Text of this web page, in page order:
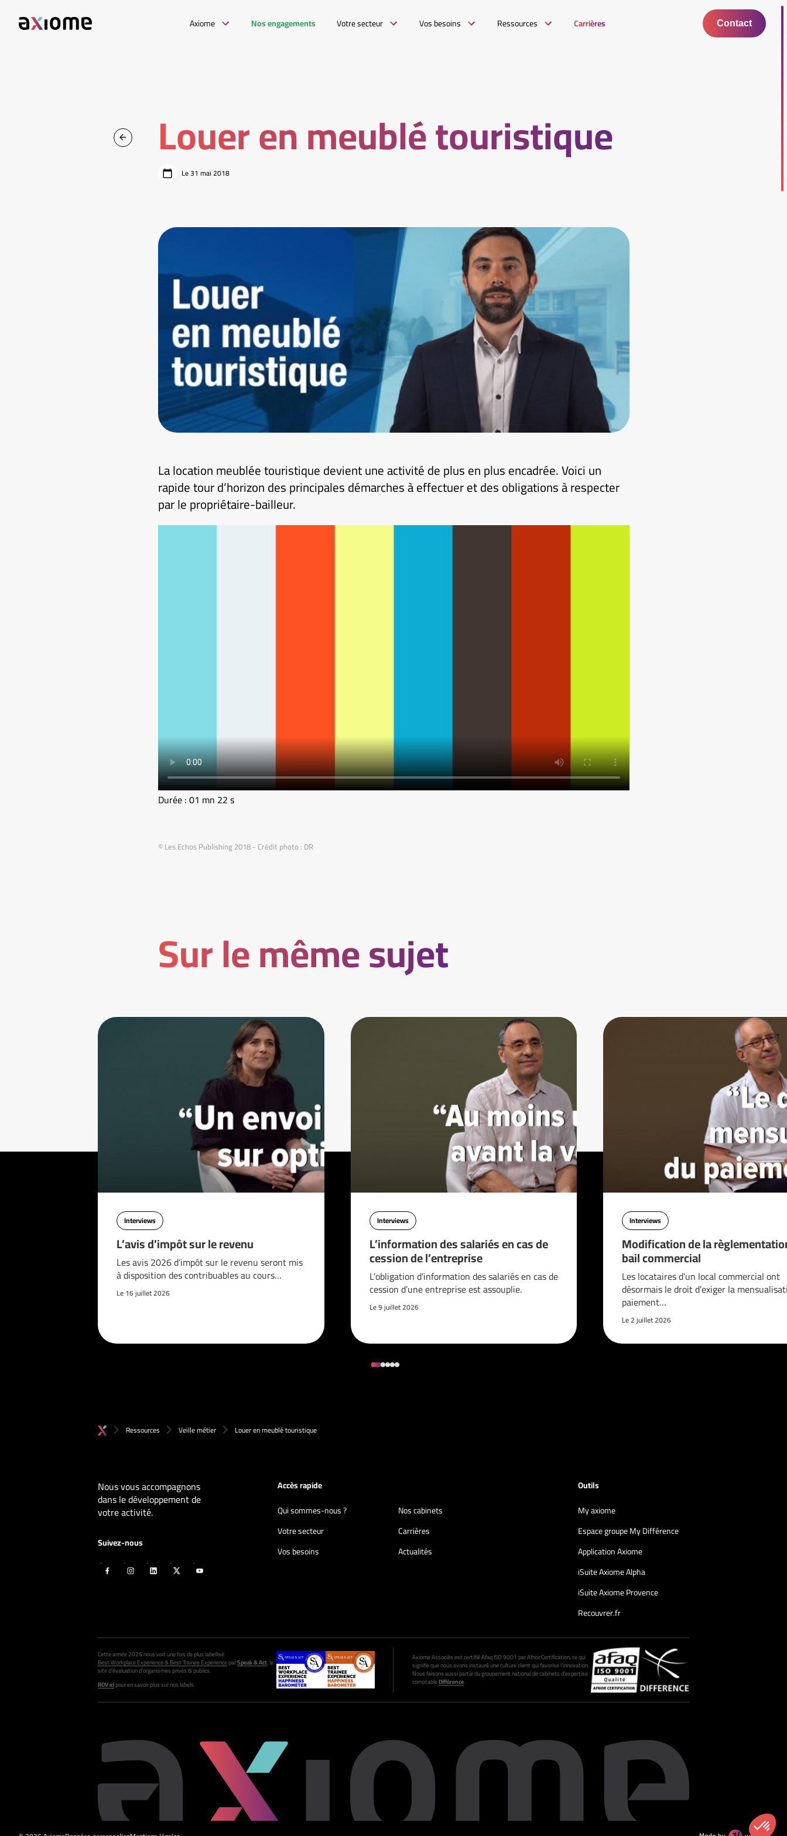
Axiome Nos engagements Votre secteur Vos besoins Ressources Carrières Contact
Louer en meublé touristique
Le 31 mai 2018
La location meublée touristique devient une activité de plus en plus encadrée. Voici un
rapide tour d’horizon des principales démarches à effectuer et des obligations à respecter
par le propriétaire-bailleur.
Durée : 01 mn 22 s
© Les Echos Publishing 2018 - Crédit photo : DR
Sur le même sujet
Interviews
L’avis d’impôt sur le revenu
Les avis 2026 d’impôt sur le revenu seront mis
à disposition des contribuables au cours…
Le 16 juillet 2026
Interviews
L’information des salariés en cas de
cession de l’entreprise
L’obligation d’information des salariés en cas de
cession d’une entreprise est assouplie.
Le 9 juillet 2026
Interviews
Modification de la
bail commercial
Les locataires d’un local commercial ont
désormais le droit d’exiger la
paiement…
Le 2 juillet 2026
Ressources Veille métier Louer en meublé touristique
Nous vous accompagnons
dans le développement de
votre activité.
Suivez-nous
Accès rapide
Qui sommes-nous ?
Nos cabinets
Votre secteur
Carrières
Vos besoins
Actualités
Outils
My axiome
Espace groupe My Différence
Application Axiome
iSuite Axiome Alpha
iSuite Axiome Provence
Recouvrer.fr
Cette année 2026 nous voit une fois de plus labellisé
Best Workplace Experience & Best Trainee ExperienceparSpeak & Act, le
site d’évaluation d’organismes privés & publics.
RDV icipour en savoir plus sur nos labels.
Axiome Associés est certifié Afaq ISO 9001 par Afnor Certification, ce qui
signifie que nous avons instauré une culture client qui favorise l’innovation.
Nous faisons aussi partie du groupement national de cabinets d’expertise
comptableDifférence.